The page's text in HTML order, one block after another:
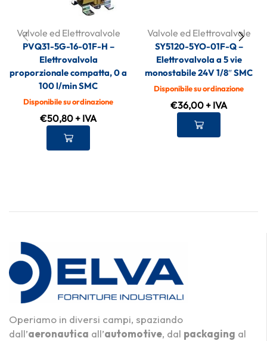
Valvole ed Elettrovalvole
PVQ31-5G-16-01F-H –
Elettrovalvola
proporzionale compatta, 0 a
100 l/min SMC
Disponibile su ordinazione
€50,80 + IVA
Valvole ed Elettrovalvole
SY5120-5YO-01F-Q –
Elettrovalvola a 5 vie
monostabile 24V 1/8″ SMC
Disponibile su ordinazione
€36,00 + IVA
Operiamo in diversi campi, spaziando
dall’aeronautica all’automotive, dal packaging al